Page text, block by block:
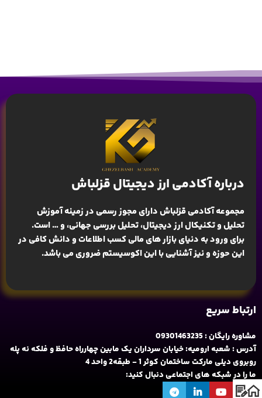
درباره آکادمی ارز دیجیتال قزلباش
مجموعه آکادمی قزلباش دارای مجوز رسمی در زمینهآموزش
تحلیل و تکنیکال ارز دیجیتال، تحلیل بررسی جهانی، و … است.
برای ورود به دنیای بازار های مالی کسب اطلاعات و دانش کافی در
این حوزه و نیز آشنایی با این اکوسیستم ضروری می باشد.
ارتباط سریع
مشاوره رایگان : 09301463235
آدرس : شعبه ارومیه: خیابان سرداران یک مابین چهارراه حافظ و فلکه نه پله
روبروی دیلی مارکت ساختمان کوثر 1 - طبقه2 واحد 4
ما را در شبکه های اجتماعی دنبال کنید: